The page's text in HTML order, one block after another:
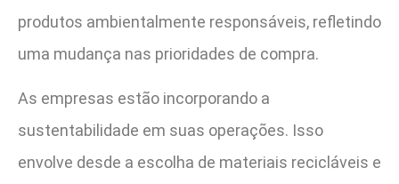
produtos ambientalmente responsáveis, refletindo
uma mudança nas prioridades de compra.
As empresas estão incorporando a
sustentabilidade em suas operações. Isso
envolve desde a escolha de materiais recicláveis e